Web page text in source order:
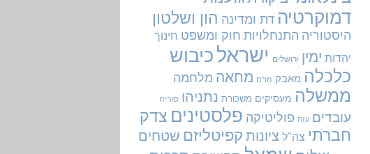
דמוקרטיה דת ומדינה הון ושלטון
היסטוריה התנחלויות חוק ומשפט חינוך
יהדות ימין ירושלים ישראל כיבוש
כלכלה מאבק מו"מ מחאה מלחמה
ממשלה מעסיקים משכורת נתניהו סוריה
עובדים עזה פוליטיקה פלסטינים צדק
חברתי צה"ל ציונות קפיטליזם שטחים